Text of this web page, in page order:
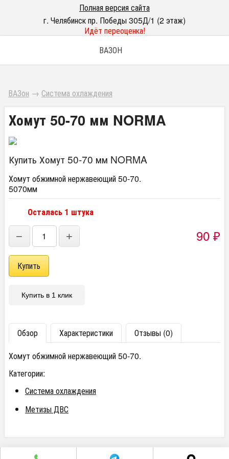
Полная версия сайта
г. Челябинск пр. Победы 305Д/1 (2 этаж)
Идёт переоценка!
ВАЗОН
ВАЗон → Система охлаждения
Хомут 50-70 мм NORMA
Купить Хомут 50-70 мм NORMA
Хомут обжимной нержавеющий 50-70.
5070мм
Осталась 1 штука
− + 90 ₽
Купить в 1 клик
Обзор Характеристики
Отзывы (0)
Хомут обжимной нержавеющий 50-70.
Категории:
Система охлаждения
Метизы ДВС
г. Челябинск пр. Победы 305Д/1 (2 этаж)